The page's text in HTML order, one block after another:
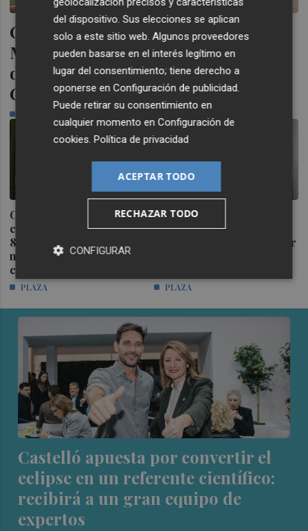
Castelló inicia la ejecución de la
Manzana Albinegra con el traslado
de las pistas de pádel junto a
Castalia
Castelló refuerza su
comercio: inyectan
800.000 euros para la
nueva campaña de bonos
comerciales
PLAZA
El PSPV denuncia que
Carrasco "perdona 2 de
cada 3 multas por ensuciar
PLAZA
Castelló apuesta por convertir el
eclipse en un referente científico:
recibirá a un gran equipo de
expertos
del dispositivo. Sus elecciones se aplican
solo a este sitio web. Algunos proveedores
pueden basarse en el interés legítimo en
lugar del consentimiento; tiene derecho a
oponerse enConfiguración de publicidad.
Puede retirar su consentimiento en
cualquier momento enConfiguración de
cookies.Política de privacidad
ACEPTAR TODO
RECHAZAR TODO
CONFIGURAR